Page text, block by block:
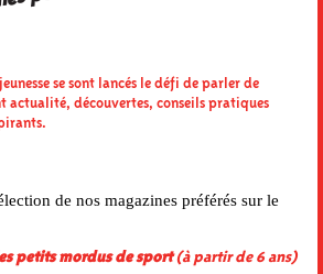
se sont lancés le défi de parler de
actualité, découvertes, conseils pratiques
de nos magazines préférés sur le
petits mordus de sport(à partir de 6 ans)